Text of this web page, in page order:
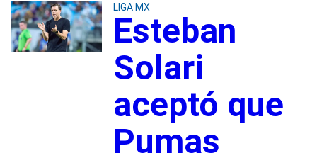
LIGA MX
Esteban
Solari
aceptó que
Pumas